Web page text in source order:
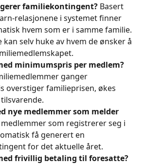
familiekontingent? Basert
relasjonene i systemet finner
hvem som er i samme familie.
kan selv huke av hvem de ønsker å
minimumspris per medlem?
ganger
overstiger familieprisen, økes
nye medlemmer som melder
medlemmer som registrerer seg i
få generert en
for det aktuelle året.
frivillig betaling til foresatte?